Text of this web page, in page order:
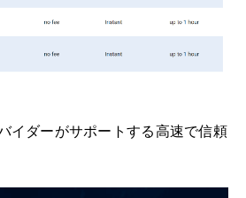
イダーがサポートする高速で信頼